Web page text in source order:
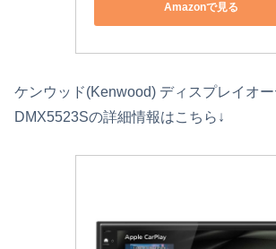
Amazonで見る
ケンウッド(Kenwood) ディスプレイオ
DMX5523Sの詳細情報はこちら↓